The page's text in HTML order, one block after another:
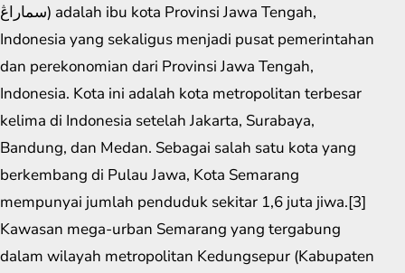
سماراڠ) adalah ibu kota Provinsi Jawa Tengah,
Indonesia yang sekaligus menjadi pusat pemerintahan
dan perekonomian dari Provinsi Jawa Tengah,
Indonesia. Kota ini adalah kota metropolitan terbesar
kelima di Indonesia setelah Jakarta, Surabaya,
Bandung, dan Medan. Sebagai salah satu kota yang
berkembang di Pulau Jawa, Kota Semarang
mempunyai jumlah penduduk sekitar 1,6 juta jiwa.[3]
Kawasan mega-urban Semarang yang tergabung
dalam wilayah metropolitan Kedungsepur (Kabupaten